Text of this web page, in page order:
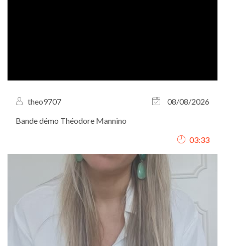
theo9707
08/08/2026
Bande démo Théodore Mannino
03:33